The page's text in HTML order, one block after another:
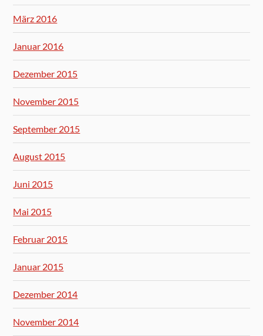
März 2016
Januar 2016
Dezember 2015
November 2015
September 2015
August 2015
Juni 2015
Mai 2015
Februar 2015
Januar 2015
Dezember 2014
November 2014